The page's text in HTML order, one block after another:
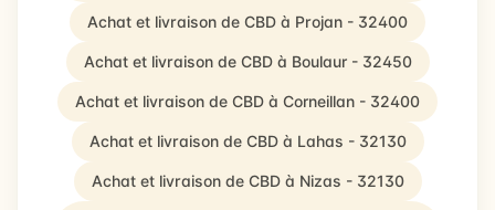
Achat et livraison de CBD à Projan - 32400
Achat et livraison de CBD à Boulaur - 32450
Achat et livraison de CBD à Corneillan - 32400
Achat et livraison de CBD à Lahas - 32130
Achat et livraison de CBD à Nizas - 32130